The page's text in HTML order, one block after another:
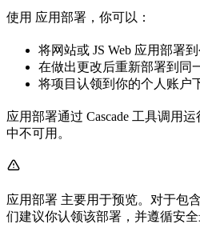
使用 应用部署，你可以：
将网站或 JS Web 应用部署
在做出更改后重新部署到同
将项目认领到你的个人账户
应用部署通过 Cascade 工具调用
中不可用。
应用部署 主要用于预览。对于包
们建议你认领该部署，并遵循安全